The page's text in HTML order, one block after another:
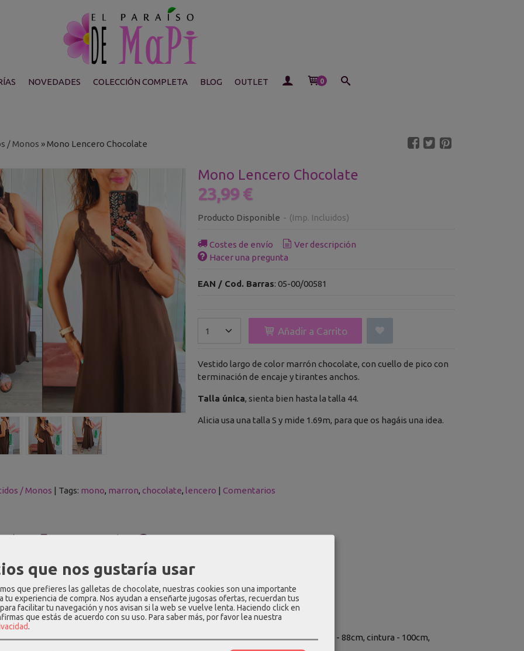
NOVEDADES COLECCIÓN COMPLETA BLOG OUTLET 0
/ Monos »Mono Lencero Chocolate
Mono Lencero Chocolate
23,99 €
Producto Disponible - (Imp. Incluidos)
Costes de envío
Ver descripción
Hacer una pregunta
EAN / Cod. Barras: 05-00/00581
Añadir a Carrito
Vestido largo de color marrón chocolate, con cuello de pico con
terminación de encaje y tirantes anchos.
Talla única, sienta bien hasta la talla 44.
Alicia usa una talla S y mide 1.69m, para que os hagáis una idea.
/ Monos | Tags: mono marron chocolate lencero | Comentarios
de color marrón chocolate, con cuello de pico con terminación de encaje y tirantes.
hasta la talla 44.
: 65% viscosa - 35% poliéster.
de talla única: largo - 135cm, tiro - 58cm, pecho (elástico en la espalda) - 88cm, cintura - 100cm,
que nos gustaría usar
que prefieres las galletas de chocolate, nuestras cookies son una importante
tu experiencia de compra. Nos ayudan a enseñarte jugosas ofertas, recuerdan tus
facilitar tu navegación y nos avisan si la web se vuelve lenta. Haciendo click en
que estás de acuerdo con su uso. Para saber más, por favor lea nuestra
.